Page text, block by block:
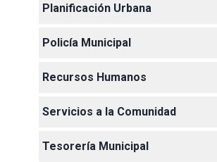
Planificación Urbana
Policía Municipal
Recursos Humanos
Servicios a la Comunidad
Tesorería Municipal